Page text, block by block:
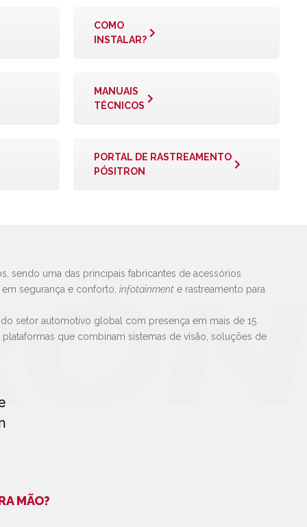
COMO
INSTALAR?
MANUAIS
TÉCNICOS
PORTAL DE RASTREAMENTO
PÓSITRON
sendo uma das principais fabricantes de acessórios
segurança e conforto,infotainment e rastreamento para
setor automotivo global com presença em mais de 15
que combinam sistemas de visão, soluções de
MÃO?